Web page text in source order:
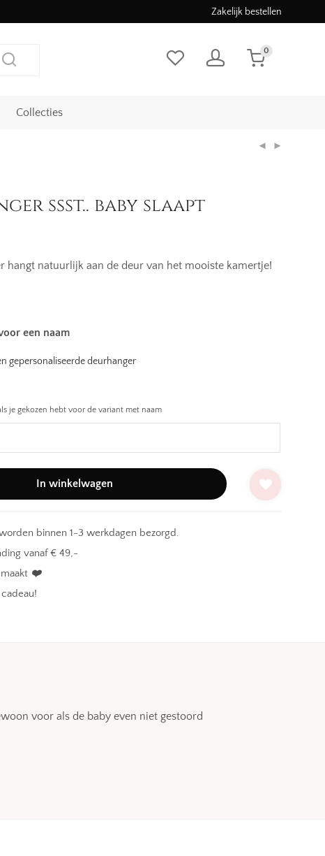
Zakelijk bestellen
0
Collecties
ssst.. baby slaapt
hangt natuurlijk aan de deur van het mooiste kamertje!
een naam
gepersonaliseerde deurhanger
je gekozen hebt voor de variant met naam
In winkelwagen
binnen 1-3 werkdagen bezorgd.
vanaf € 49,-
❤️
voor als de baby even niet gestoord